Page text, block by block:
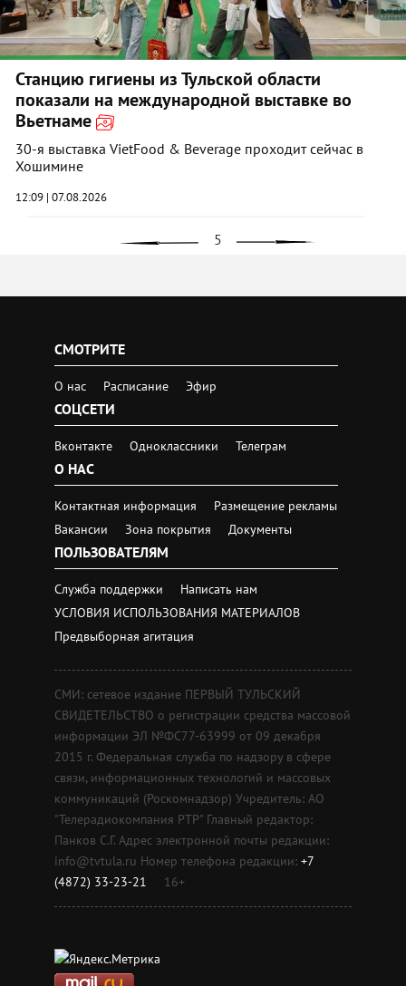
Станцию гигиены из Тульской области
показали на международной выставке во
Вьетнаме
30-я выставка VietFood & Beverage проходит сейчас в
Хошимине
12:09 | 07.08.2026
‹ 5 ›
СМОТРИТЕ
О нас Расписание Эфир
СОЦСЕТИ
Вконтакте Одноклассники Телеграм
О НАС
Контактная информация
Размещение рекламы
Вакансии
Зона покрытия Документы
ПОЛЬЗОВАТЕЛЯМ
Служба поддержки
Написать нам
УСЛОВИЯ ИСПОЛЬЗОВАНИЯ МАТЕРИАЛОВ
Предвыборная агитация
СМИ: сетевое издание ПЕРВЫЙ ТУЛЬСКИЙ
СВИДЕТЕЛЬСТВО о регистрации средства массовой
информации ЭЛ №ФС77-63999 от 09 декабря
2015 г. Федеральная служба по надзору в сфере
связи, информационных технологий и массовых
коммуникаций (Роскомнадзор) Учредитель: АО
"Телерадиокомпания РТР" Главный редактор:
Панков С.Г. Адрес электронной почты редакции:
info@tvtula.ru Номер телефона редакции: +7
(4872) 33-23-21
16+